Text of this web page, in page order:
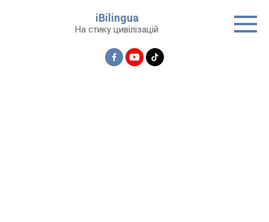
iBilingua
На стику цивілізацій